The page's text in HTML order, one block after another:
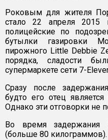
Роковым для жителя
стало 22 апреля 2015
полицейские по
бутылки газировки
пирожного Little Debbie
порядка, сладости
супермаркете сети 7-
Сразу после
будто его отец
Однако эти отговорки не
Во время задержания
(больше 80 килограммов).